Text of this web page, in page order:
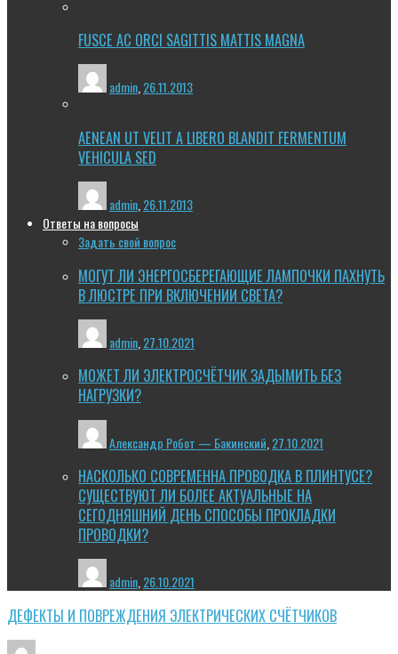
FUSCE AC ORCI SAGITTIS MATTIS MAGNA
admin,26.11.2013
AENEAN UT VELIT A LIBERO BLANDIT FERMENTUM
VEHICULA SED
admin 26.11.2013
Ответы на вопросы
Задать свой вопрос
МОГУТ ЛИ ЭНЕРГОСБЕРЕГАЮЩИЕ ЛАМПОЧКИ ПАХНУТЬ
В ЛЮСТРЕ ПРИ ВКЛЮЧЕНИИ СВЕТА?
admin 27.10.2021
МОЖЕТ ЛИ ЭЛЕКТРОСЧЁТЧИК ЗАДЫМИТЬ БЕЗ
НАГРУЗКИ?
Александр Робот — Бакинский 27.10.2021
НАСКОЛЬКО СОВРЕМЕННА ПРОВОДКА В ПЛИНТУСЕ?
СУЩЕСТВУЮТ ЛИ БОЛЕЕ АКТУАЛЬНЫЕ НА
СЕГОДНЯШНИЙ ДЕНЬ СПОСОБЫ ПРОКЛАДКИ
ПРОВОДКИ?
admin,26.10.2021
ДЕФЕКТЫ И ПОВРЕЖДЕНИЯ ЭЛЕКТРИЧЕСКИХ СЧЁТЧИКОВ